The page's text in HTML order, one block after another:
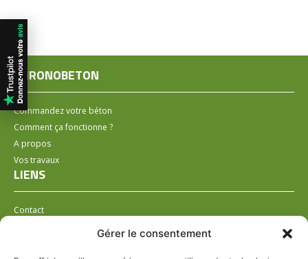
Gérer le consentement
CHRONOBETON
Commandez votre béton
Comment ça fonctionne ?
A propos
Vos travaux
LIENS
Contact